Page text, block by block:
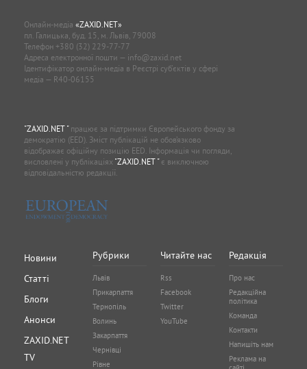
Онлайн-медіа «ZAXID.NET»
пл. Галицька, буд. 15, м. Львів, 79008
Телефон +380 (32) 229-77-77
Адреса електронної пошти — info@zaxid.net
Ідентифікатор онлайн-медіа в Реєстрі суб'єктів у сфері
медіа — R40-06155
"ZAXID.NET "працює за підтримки Європейського фонду за
демократію (EED). Зміст публікацій не обов’язково
відображає офіційну позицію EED. Інформація чи погляди,
висловлені у публікаціях "ZAXID.NET "є виключною
відповідальністю редакції.
Новини
Статті
Блоги
Анонси
ZAXID.NET
TV
Рубрики
Львів
Прикарпаття
Тернопіль
Волинь
Закарпаття
Чернівці
Рівне
Читайте нас
Rss
Facebook
Twitter
YouTube
Редакція
Про нас
Редакційна
політика
Команда
Контакти
Напишіть нам
Реклама на